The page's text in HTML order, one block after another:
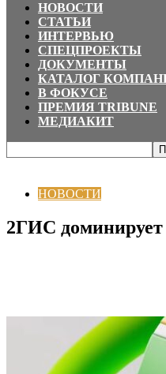
НОВОСТИ
СТАТЬИ
ИНТЕРВЬЮ
СПЕЦПРОЕКТЫ
ДОКУМЕНТЫ
КАТАЛОГ
В ФОКУСЕ
ПРЕМИЯ TRIBUNE
МЕДИАКИТ
НОВОСТИ
2ГИС доминирует